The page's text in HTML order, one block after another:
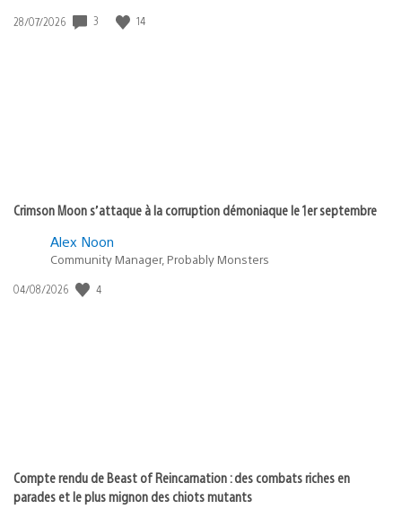
Date
28/07/2026 3 14
Crimson Moon s’attaque à la corruption démoniaque le 1er septembre
Alex Noon
Community Manager, Probably Monsters
Date
04/08/2026 4
Compte rendu de Beast of Reincarnation : des combats riches en
parades et le plus mignon des chiots mutants